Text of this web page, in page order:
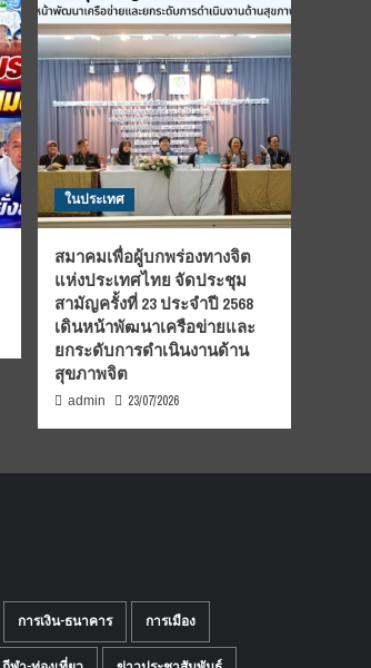
ในประเทศ
สมาคมเพื่อผู้บกพร่องทางจิต
แห่งประเทศไทย จัดประชุม
สามัญครั้งที่ 23 ประจำปี 2568
เดินหน้าพัฒนาเครือข่ายและ
ยกระดับการดำเนินงานด้าน
สุขภาพจิต
admin 23/07/2026
การเงิน-ธนาคาร การเมือง